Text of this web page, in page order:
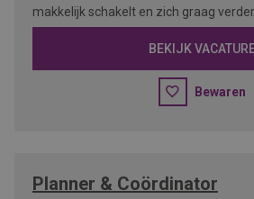
makkelijk schakelt en zich graag
BEKIJK
Bewaren
Planner & Coördinator